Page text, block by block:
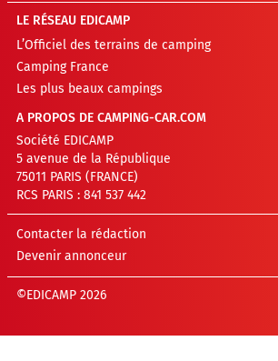
LE RÉSEAU EDICAMP
L’Officiel des terrains de camping
Camping France
Les plus beaux campings
A PROPOS DE CAMPING-CAR.COM
Société EDICAMP
5 avenue de la République
75011 PARIS (FRANCE)
RCS PARIS : 841 537 442
Contacter la rédaction
Devenir annonceur
©EDICAMP 2026